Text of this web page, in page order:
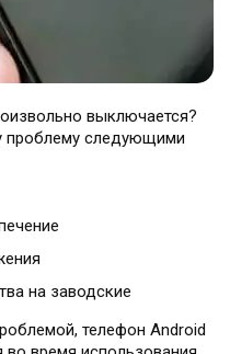
UK
выключается?
проблему следующими
на заводские
телефон Android